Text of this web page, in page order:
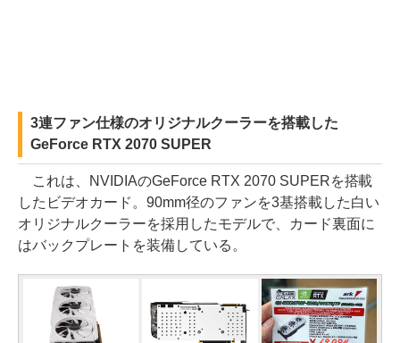
3連ファン仕様のオリジナルクーラーを搭載した
GeForce RTX 2070 SUPER
これは、NVIDIAのGeForce RTX 2070 SUPERを搭載
したビデオカード。90mm径のファンを3基搭載した白い
オリジナルクーラーを採用したモデルで、カード裏面に
はバックプレートを装備している。